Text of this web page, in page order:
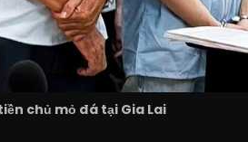
chủ mỏ đá tại Gia Lai